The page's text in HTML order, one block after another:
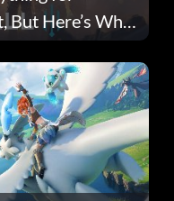
But Here’s Why